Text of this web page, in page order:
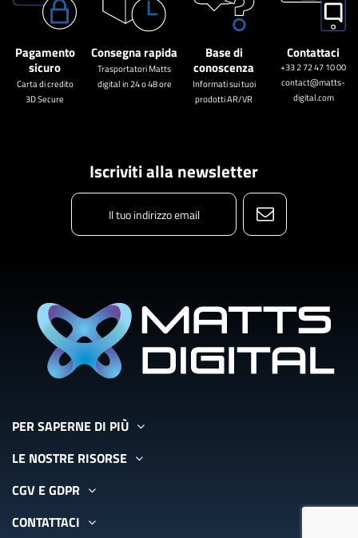
Pagamento
sicuro
Carta di credito
3D Secure
Consegna rapida
Trasportatori Matts
digital in 24 o 48 ore
Base di
conoscenza
Informati sui tuoi
prodotti AR/VR
Contattaci
+33 2 72 47 10 00
contact@matts-
digital.com
Iscriviti alla newsletter
PER SAPERNE DI PIÙ
LE NOSTRE RISORSE
CGV E GDPR
CONTATTACI